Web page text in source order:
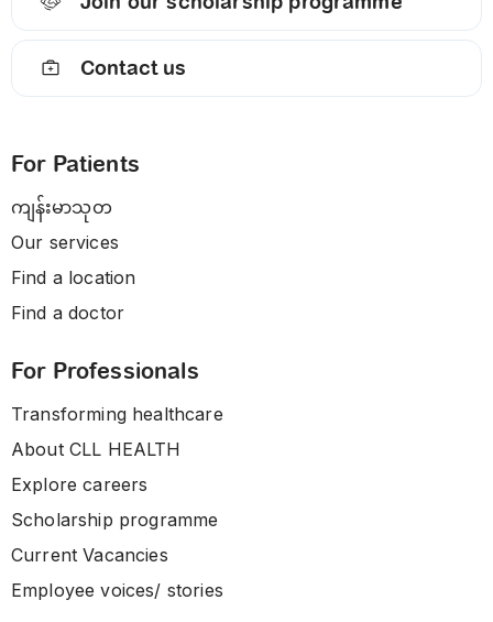
Contact us
For Patients
ကျန်းမာသုတ
Our services
Find a location
Find a doctor
For Professionals
Transforming healthcare
About CLL HEALTH
Explore careers
Scholarship programme
Current Vacancies
Employee voices/ stories